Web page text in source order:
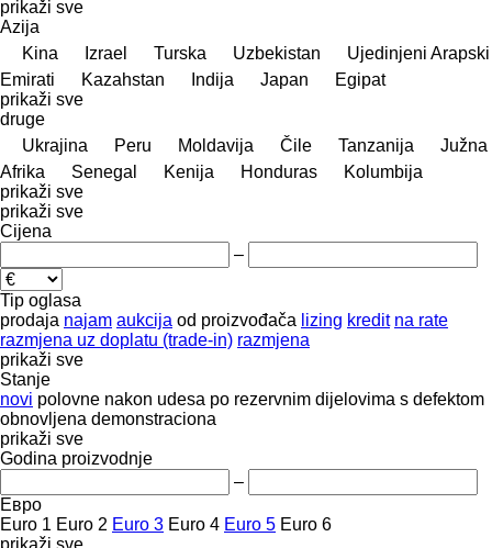
prikaži sve
Azija
Kina
Izrael Turska Uzbekistan
Ujedinjeni Arapski
Emirati
Kazahstan Indija Japan
Egipat
prikaži sve
druge
Ukrajina
Peru Moldavija Čile Tanzanija
Južna
Afrika
Senegal Kenija Honduras
Kolumbija
prikaži sve
prikaži sve
Cijena
–
Tip oglasa
prodaja najam aukcija od proizvođača lizing kredit na rate
razmjena uz doplatu (trade-in) razmjena
prikaži sve
Stanje
novi polovne nakon udesa po rezervnim dijelovima s defektom
obnovljena demonstraciona
prikaži sve
Godina proizvodnje
–
Евро
Euro 1 Euro 2 Euro 3 Euro 4 Euro 5 Euro 6
prikaži sve